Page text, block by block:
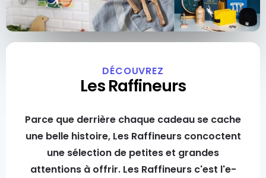
DÉCOUVREZ
Les Raffineurs
Parce que derrière chaque cadeau se cache
une belle histoire, Les Raffineurs concoctent
une sélection de petites et grandes
attentions à offrir. Les Raffineurs c'est l'e-